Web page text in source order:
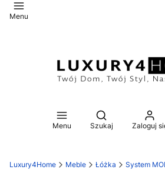
Menu
Menu
Otwórz
Szukaj Zaloguj
Luxury4Home Meble Łóżka System